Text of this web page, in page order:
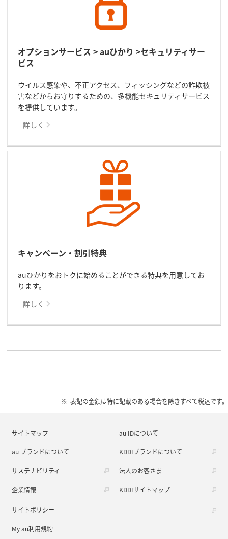
オプションサービス > auひかり >セキュリティサー
ビス
ウイルス感染や、不正アクセス、フィッシングなどの詐欺被
害などからお守りするための、多機能セキュリティサービス
を提供しています。
詳しく
キャンペーン・割引特典
auひかりをおトクに始めることができる特典を用意してお
ります。
詳しく
表記の金額は特に記載のある場合を除きすべて税込です。
サイトマップ au IDについて
au ブランドについて KDDIブランドについて
サステナビリティ 法人のお客さま
企業情報 KDDIサイトマップ
サイトポリシー
My au利用規約